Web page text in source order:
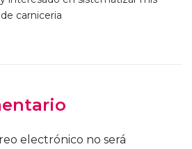
carniceria
electrónico no será